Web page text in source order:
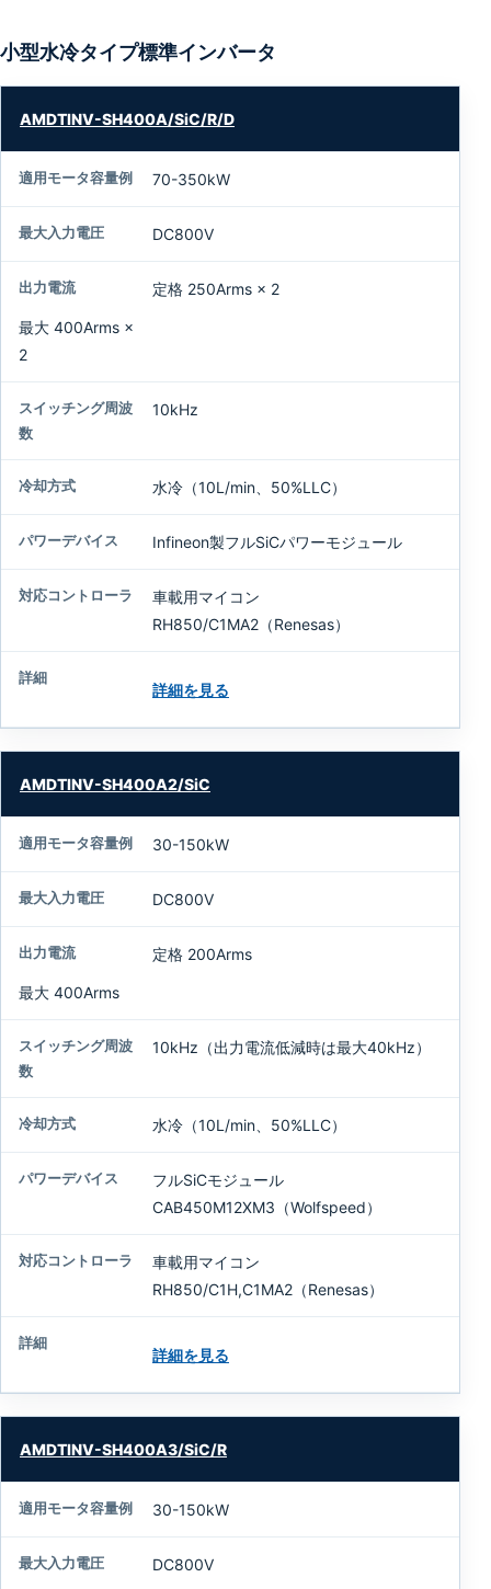
小型水冷タイプ標準インバータ
型
モ
ー
タ
量
例
最
大
電
圧
出
力
ン
周
却
式
パ
ワ
ー
デ
バ
イ
対
応
ン
ト
細
AMDTINV-SH400A/SiC/R/D
70-350kW
DC800V
定格 250Arms × 2
最大 400Arms ×
2
10kHz
水冷（10L/min、50%LLC）
Infineon製フルSiCパワーモジュール
車載用マイコン
RH850/C1MA2（Renesas）
詳細を見る
AMDTINV-SH400A2/SiC
30-150kW
DC800V
定格 200Arms
最大 400Arms
10kHz（出力電流低減時は最大40kHz）
水冷（10L/min、50%LLC）
フルSiCモジュール
CAB450M12XM3（Wolfspeed）
車載用マイコン
RH850/C1H,C1MA2（Renesas）
詳細を見る
AMDTINV-SH400A3/SiC/R
30-150kW
DC800V